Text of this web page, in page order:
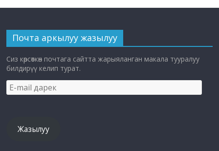
Почта аркылуу жазылуу
Сиз көрсөткөн почтага сайтта жарыяланган макала тууралуу
билдирүү келип турат.
E-
mail
Жазылуу